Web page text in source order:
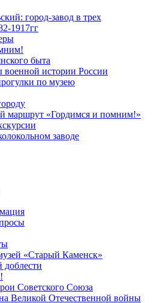
город-завод в трех
1917гг
быта
истории России
по музею
маршрут «Гордимся и помним!»
заводе
«Старый Каменск»
доблести
Советского Союза
Великой Отечественной войны